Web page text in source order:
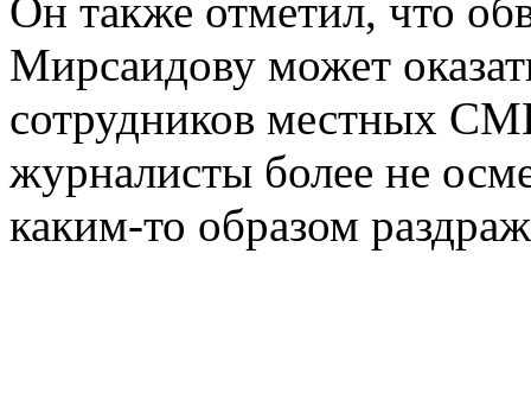
Он также отметил, что
Мирсаидову может
сотрудников местных
журналисты более не
каким-то образом